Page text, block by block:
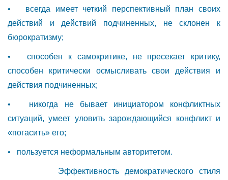
• всегда имеет четкий перспективный план своих
действий и действий подчиненных, не склонен к
бюрократизму;
• способен к самокритике, не пресекает критику,
способен критически осмысливать свои действия и
действия подчиненных;
• никогда не бывает инициатором конфликтных
ситуаций, умеет уловить зарождающийся конфликт и
«погасить» его;
• пользуется неформальным авторитетом.
Эффективность демократического стиля